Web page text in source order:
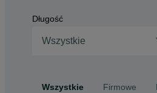
Długość
Wszystkie
Wszystkie Firmowe